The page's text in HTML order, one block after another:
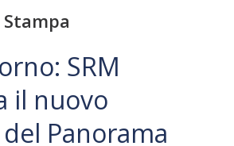
SRM
il nuovo
Panorama